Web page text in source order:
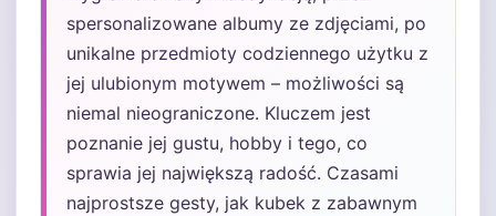
spersonalizowane albumy ze zdjęciami, po
unikalne przedmioty codziennego użytku z
jej ulubionym motywem – możliwości są
niemal nieograniczone. Kluczem jest
poznanie jej gustu, hobby i tego, co
sprawia jej największą radość. Czasami
najprostsze gesty, jak kubek z zabawnym